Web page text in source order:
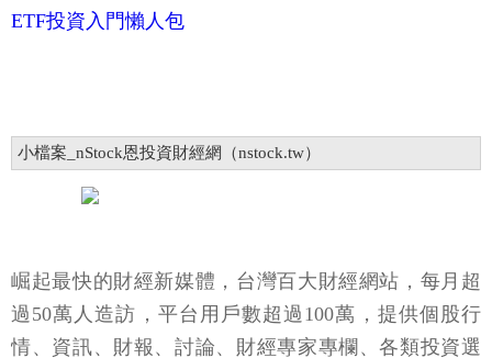
ETF投資入門懶人包
小檔案_nStock恩投資財經網（nstock.tw）
崛起最快的財經新媒體，台灣百大財經網站，每月超
過50萬人造訪，平台用戶數超過100萬，提供個股行
情、資訊、財報、討論、財經專家專欄、各類投資選